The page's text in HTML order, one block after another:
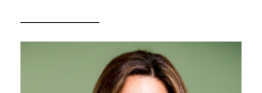
_______________